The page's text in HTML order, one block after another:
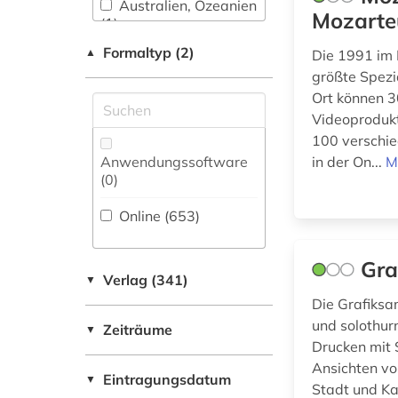
Mittellateinische und
Philologie. Neulatein
Kunstgeschichte
(103)
Maschinenbau (1)
Medien- und
Kommunikationswissenschaften,
Militärwissenschaft
(4)
Musikwissenschaft
alternativbewegung
(1)
altertum (3)
altertumswissenschaft
(3)
althochdeutsch (1)
Enzyklopädie,
Nachschlagwerk (10
Zeitung (1
Zeitschriftenbibliographie
(6)
Australien, Ozeanien
(1)
Baden-
Wuerttemberg (1)
Baltikum (4)
Belarus (4)
Belgien (6)
Bosnien-
Herzegowina (5)
Bremen (1)
▲ Formaltyp (2)
Anwendungssoftware
(0)
Online (653)
▼ Verlag (341)
▼ Zeiträume
▼ Eintragungsdatum
Die 1991 im
größte
Ort können
100
in der On...
Die
und
Drucken mit
Ansichten
Stadt und